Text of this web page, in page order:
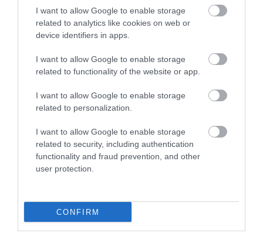
I want to allow Google to enable storage
related to analytics like cookies on web or
device identifiers in apps.
I want to allow Google to enable storage
related to functionality of the website or app.
I want to allow Google to enable storage
related to personalization.
I want to allow Google to enable storage
related to security, including authentication
functionality and fraud prevention, and other
user protection.
CONFIRM
TELJESEN ÚJRAINDUL A P...
2026. augusztus 07|Mindenki ügye
TANULJ NÉMETÜL OTTHONRÓL: A
DIGITÁLIS TANULÁS ELŐNYEI
2026. augusztus 07|Promóció
ÚJRAINDULNAK A KORÁBBAN